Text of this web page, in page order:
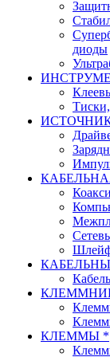
диоды
КЛЕММЫ *